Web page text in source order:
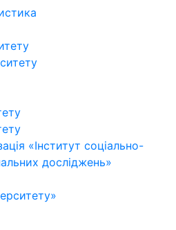
«Інститут соціально-
досліджень»